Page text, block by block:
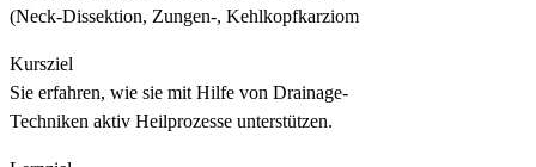
(Neck-Dissektion, Zungen-, Kehlkopfkarziom
Kursziel
Sie erfahren, wie sie mit Hilfe von Drainage-
Techniken aktiv Heilprozesse unterstützen.